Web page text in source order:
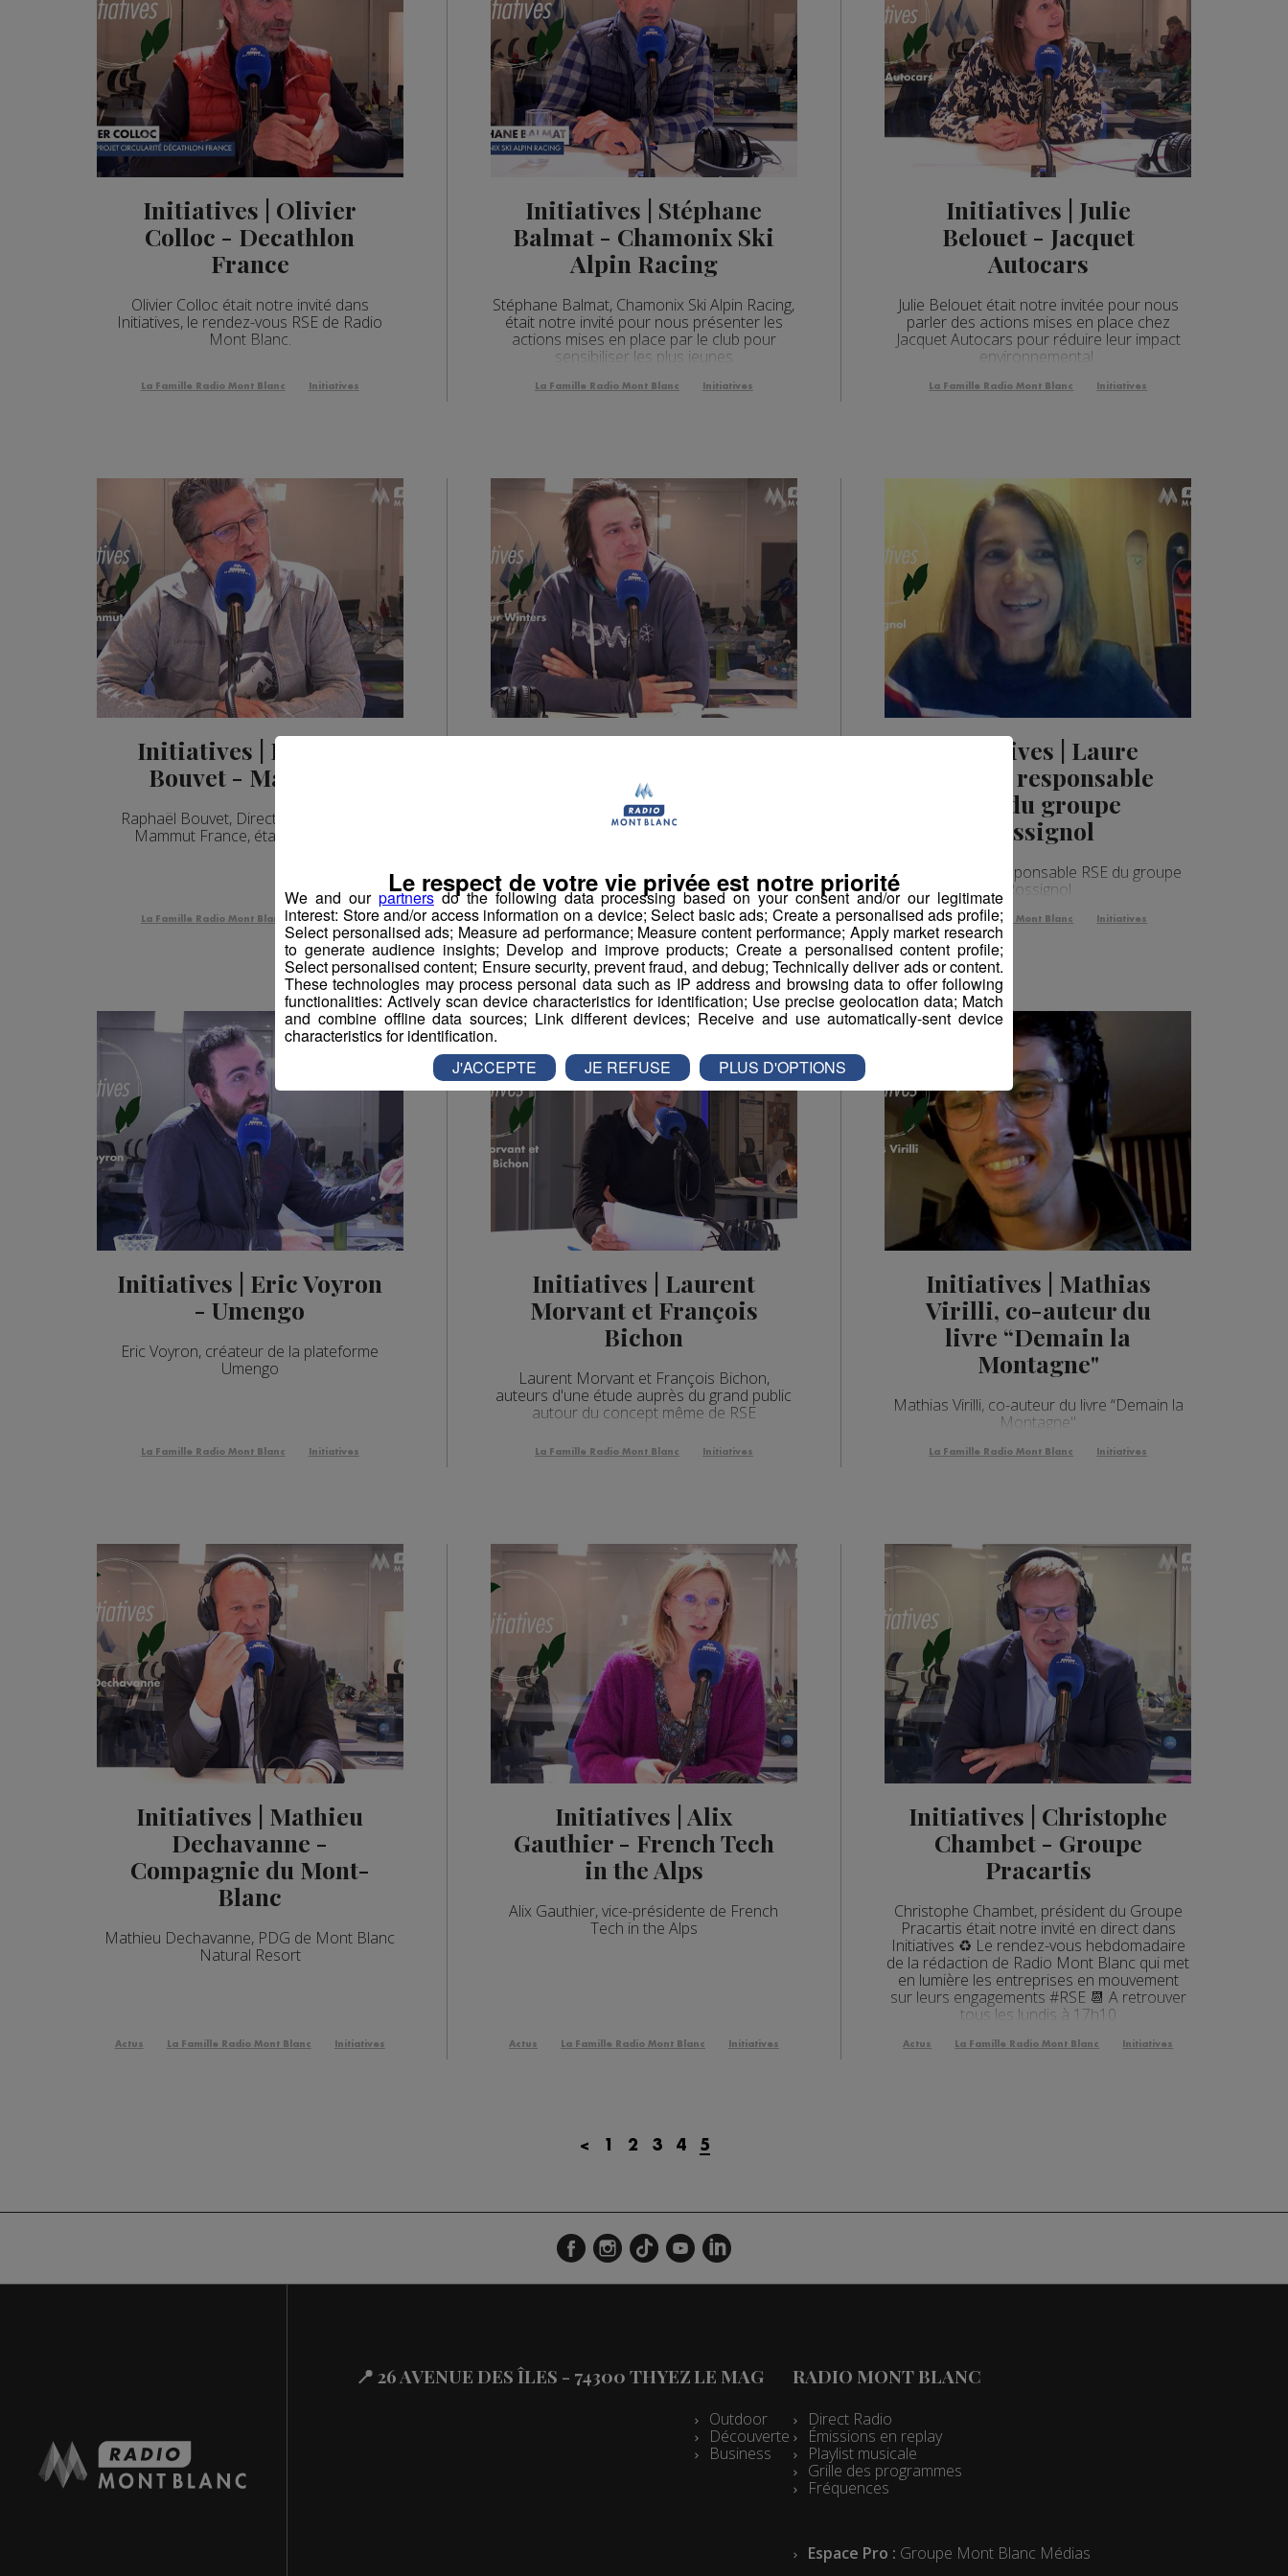
Initiatives | Olivier
Colloc - Decathlon
France
Olivier Colloc était notre invité dans
Initiatives, le rendez-vous RSE de Radio
Mont Blanc.
La Famille Radio Mont Blanc Initiatives
Initiatives | Stéphane
Balmat - Chamonix Ski
Alpin Racing
Stéphane Balmat, Chamonix Ski Alpin Racing,
était notre invité pour nous présenter les
actions mises en place par le club pour
sensibiliser les plus jeunes
La Famille Radio Mont Blanc Initiatives
Initiatives | Julie
Belouet - Jacquet
Autocars
Julie Belouet était notre invitée pour nous
parler des actions mises en place chez
Jacquet Autocars pour réduire leur impact
environnemental.
La Famille Radio Mont Blanc Initiatives
Initiatives | Raphaël
Bouvet - Mammut
Raphaël Bouvet, Directeur Général de
Mammut France, était notre invité.
La Famille Radio Mont Blanc Initiatives
Pin, directeur des
opérations chez Protect
Our Winters
Antoine Pin, directeur des opérations chez
Protect Our Winters France
La Famille Radio Mont Blanc Initiatives
Initiatives | Laure
Jarlaud, responsable
RSE du groupe
Rossignol
Laure Jarlaud, responsable RSE du groupe
Rossignol
La Famille Radio Mont Blanc Initiatives
Initiatives | Eric Voyron
- Umengo
Eric Voyron, créateur de la plateforme
Umengo
La Famille Radio Mont Blanc Initiatives
Initiatives | Laurent
Morvant et François
Bichon
Laurent Morvant et François Bichon,
auteurs d'une étude auprès du grand public
autour du concept même de RSE
La Famille Radio Mont Blanc Initiatives
Initiatives | Mathias
Virilli, co-auteur du
livre “Demain la
Montagne"
Mathias Virilli, co-auteur du livre “Demain la
Montagne"
La Famille Radio Mont Blanc Initiatives
Initiatives | Mathieu
Dechavanne -
Compagnie du Mont-
Blanc
Mathieu Dechavanne, PDG de Mont Blanc
Natural Resort
Actus La Famille Radio Mont Blanc Initiatives
Initiatives | Alix
Gauthier - French Tech
in the Alps
Alix Gauthier, vice-présidente de French
Tech in the Alps
Actus La Famille Radio Mont Blanc Initiatives
Initiatives | Christophe
Chambet - Groupe
Pracartis
Christophe Chambet, président du Groupe
Pracartis était notre invité en direct dans
Initiatives ♻️ Le rendez-vous hebdomadaire
de la rédaction de Radio Mont Blanc qui met
en lumière les entreprises en mouvement
sur leurs engagements #RSE 📆 A retrouver
tous les lundis à 17h10
Actus La Famille Radio Mont Blanc Initiatives
< 1 2 3 4 5
📍 26 AVENUE DES ÎLES - 74300 THYEZLE MAG
Outdoor
Découverte
Business
RADIO MONT BLANC
Direct Radio
Émissions en replay
Playlist musicale
Grille des programmes
Fréquences
Espace Pro : Groupe Mont Blanc Médias
We and our partnersdo the following data processing based on your consent and/or our legitimate
interest: Store and/or access information on a device; Select basic ads; Create a personalised ads profile;
Select personalised ads; Measure ad performance; Measure content performance; Apply market research
to generate audience insights; Develop and improve products; Create a personalised content profile;
Select personalised content; Ensure security, prevent fraud, and debug; Technically deliver ads or content.
These technologies may process personal data such as IP address and browsing data to offer following
functionalities: Actively scan device characteristics for identification; Use precise geolocation data; Match
and combine offline data sources; Link different devices; Receive and use automatically-sent device
characteristics for identification.
Le respect de votre vie privée est notre priorité
J'ACCEPTE JE REFUSE PLUS D'OPTIONS